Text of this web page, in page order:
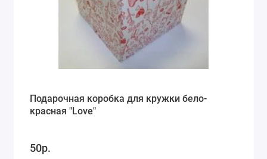
Подарочная коробка для кружки бело-
красная "Love"
50р.